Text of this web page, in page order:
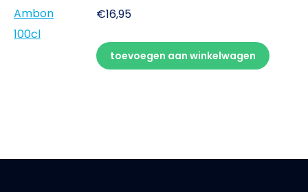
€16,95
toevoegen aan winkelwagen